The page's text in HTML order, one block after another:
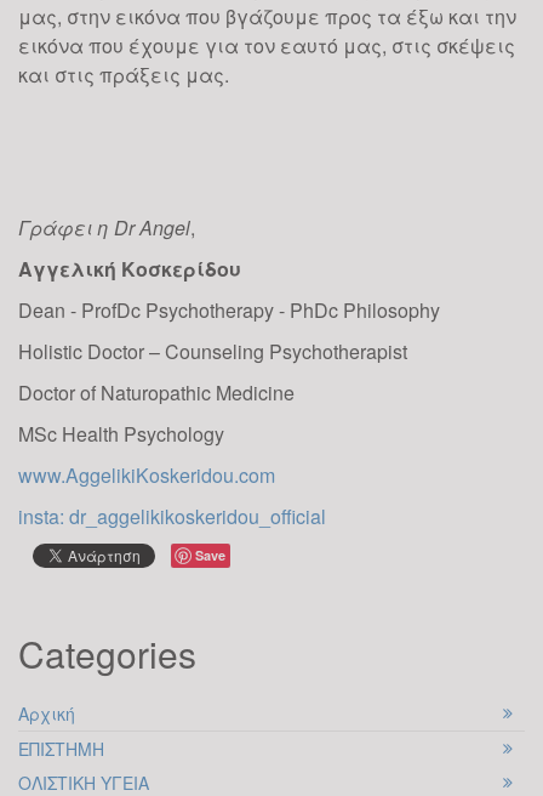
μας, στην εικόνα που βγάζουμε προς τα έξω και την
εικόνα που έχουμε για τον εαυτό μας, στις σκέψεις
και στις πράξεις μας.
Γράφει η Dr Angel,
Αγγελική Κοσκερίδου
Dean - ProfDc Psychotherapy - PhDc Philosophy
Holistic Doctor – Counseling Psychotherapist
Doctor of Naturopathic Medicine
MSc Health Psychology
www.AggelikiKoskeridou.com
insta: dr_aggelikikoskeridou_official
Save
Categories
Αρχική
ΕΠΙΣΤΗΜΗ
ΟΛΙΣΤΙΚΗ ΥΓΕΙΑ
Γίνε Ευτυχισμένος το
θέλουμε να βρούμε την ευτυχία
χρειάζεται να κατανοήσουμε αρχικά τους
21
ΔΕΚ
Πως να ξεκινήσουμε τη
Νέα Χρονιά
υλοποιώντας τις
σκέψεις & τους στόχους
μας!
Ξεκινήσαμε να μετράμε αντίστροφα για
όλων μας είναι ο σχεδιασμός των νέων
στόχων για το έτος 2019. Σε αυτούς τους...
Επικίνδυνη η Αλλαγή